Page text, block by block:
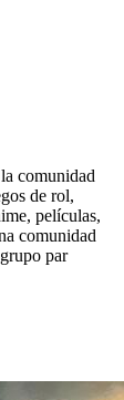
comunidad
de rol,
películas,
comunidad
par